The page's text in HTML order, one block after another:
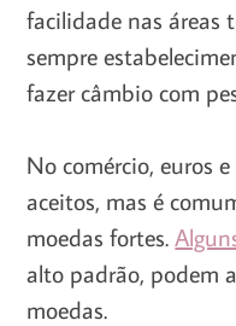
facilidade nas áreas
sempre
fazer câmbio com
No comércio, euros
aceitos, mas é
moedas fortes.
alto padrão, podem
moedas.